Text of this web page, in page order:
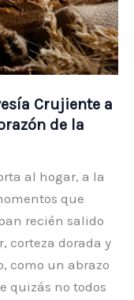
Crujiente a
de la
al hogar, a la
que
recién salido
corteza dorada y
como un abrazo
quizás no todos